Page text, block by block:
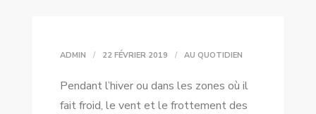
ADMIN 22 FÉVRIER 2019 AU QUOTIDIEN
Pendant l’hiver ou dans les zones où il
fait froid, le vent et le frottement des